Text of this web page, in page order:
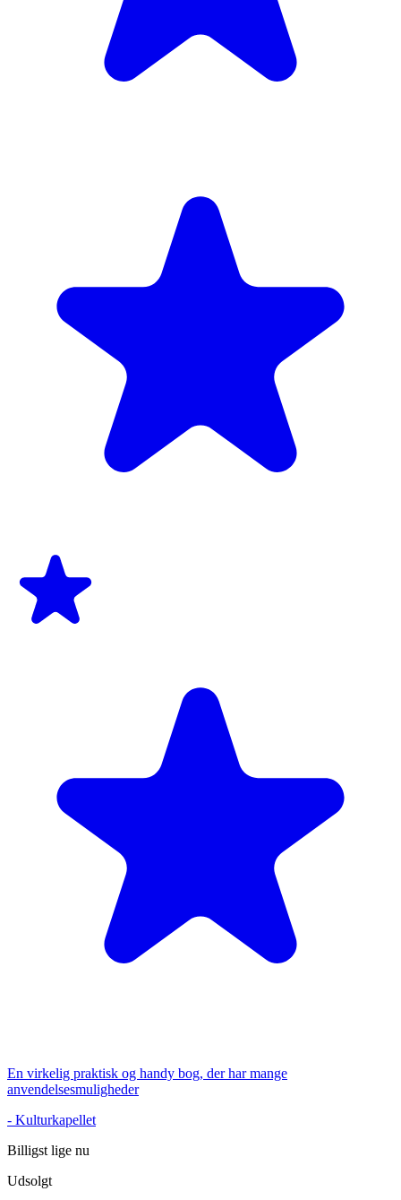
En virkelig praktisk og handy bog, der har mange
anvendelsesmuligheder
- Kulturkapellet
Billigst lige nu
Udsolgt